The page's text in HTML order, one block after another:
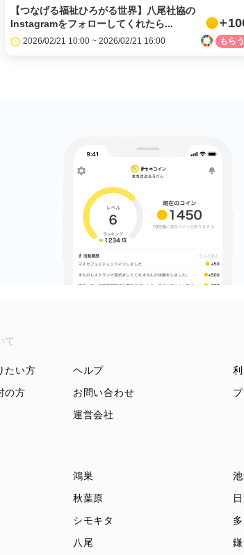
【つなげる福祉ひろがる世界】八尾社協の
Instagramをフォローしてくれたら...
2026/02/21 10:00 ~ 2026/02/21 16:00
て
たい方
の方
ヘルプ
お問い合わせ
運営会社
鴻巣
秋葉原
シモキタ
八尾